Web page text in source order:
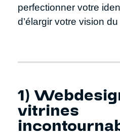
perfectionner votre
d’élargir votre vision
1)
vitrines